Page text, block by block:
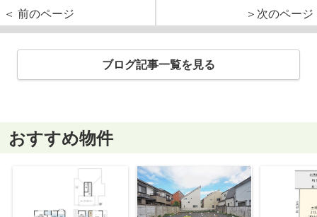
＜ 前のページ
＞次のページ
ブログ記事一覧を見る
おすすめ物件